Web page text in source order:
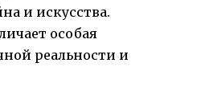
и искусства.
особая
реальности и